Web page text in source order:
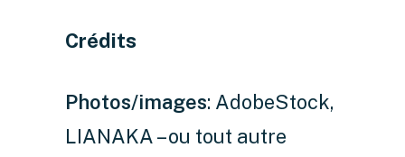
Crédits
Photos/images: AdobeStock,
LIANAKA – ou tout autre